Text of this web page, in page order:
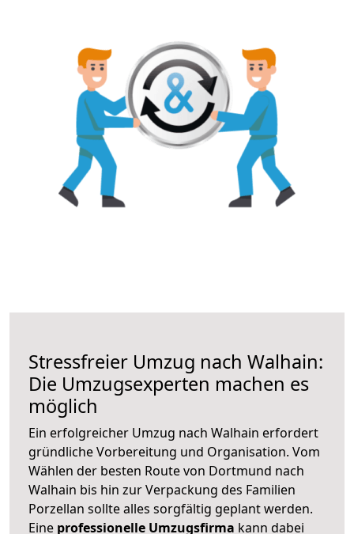
Stressfreier Umzug nach Walhain:
Die Umzugsexperten machen es
möglich
Ein erfolgreicher Umzug nach Walhain erfordert
gründliche Vorbereitung und Organisation. Vom
Wählen der besten Route von Dortmund nach
Walhain bis hin zur Verpackung des Familien
Porzellan sollte alles sorgfältig geplant werden.
Eine professionelle Umzugsfirma kann dabei